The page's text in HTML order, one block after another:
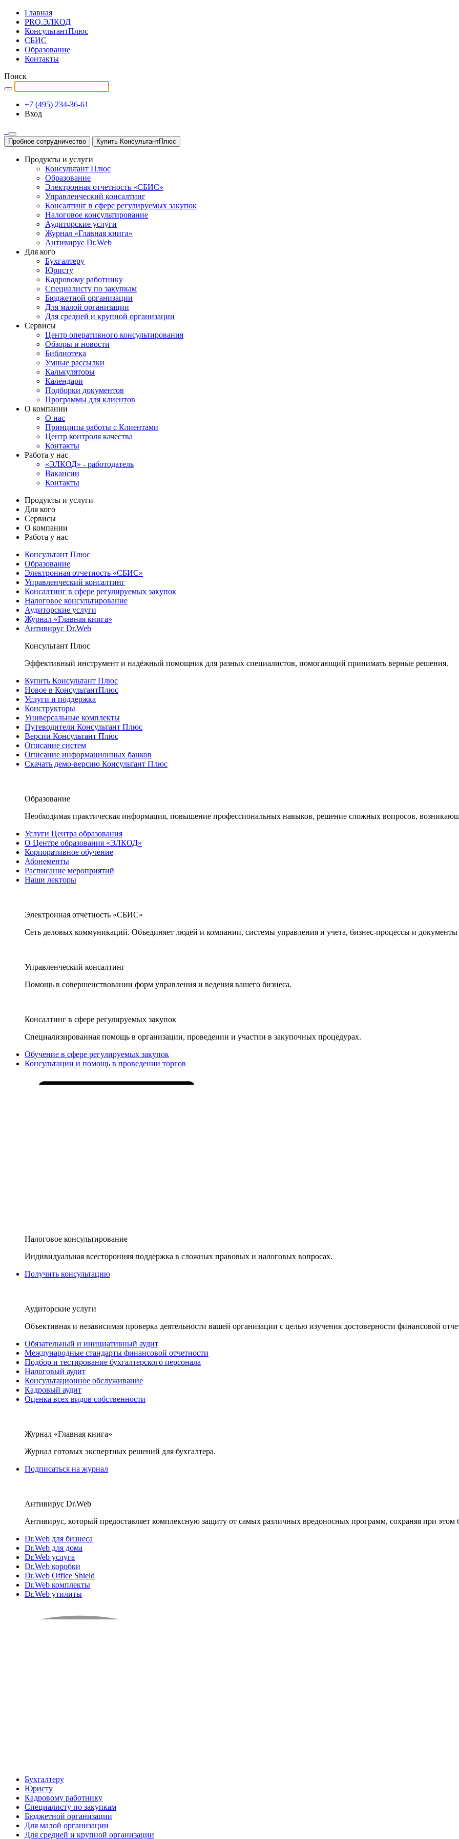
Главная
PRO.ЭЛКОД
КонсультантПлюс
СБИС
Образование
Контакты
Поиск
+7 (495) 234-36-61
Вход
Пробное сотрудничество Купить КонсультантПлюс
Продукты и услуги
Консультант Плюс
Образование
Электронная отчетность «СБИС»
Управленческий консалтинг
Консалтинг в сфере регулируемых закупок
Налоговое консультирование
Аудиторские услуги
Журнал «Главная книга»
Антивирус Dr.Web
Для кого
Бухгалтеру
Юристу
Кадровому работнику
Специалисту по закупкам
Бюджетной организации
Для малой организации
Для средней и крупной организации
Сервисы
Центр оперативного консультирования
Обзоры и новости
Библиотека
Умные рассылки
Калькуляторы
Календари
Подборки документов
Программы для клиентов
О компании
О нас
Принципы работы с Клиентами
Центр контроля качества
Контакты
Работа у нас
«ЭЛКОД» - работодатель
Вакансии
Контакты
Продукты и услуги
Для кого
Сервисы
О компании
Работа у нас
Консультант Плюс
Образование
Электронная отчетность «СБИС»
Управленческий консалтинг
Консалтинг в сфере регулируемых закупок
Налоговое консультирование
Аудиторские услуги
Журнал «Главная книга»
Антивирус Dr.Web
Консультант Плюс
Эффективный инструмент и надёжный помощник для разных специалистов, помогающий принимать верные решения.
Купить Консультант Плюс
Новое в КонсультантПлюс
Услуги и поддержка
Конструкторы
Универсальные комплекты
Путеводители Консультант Плюс
Версии Консультант Плюс
Описание систем
Описание информационных банков
Скачать демо-версию Консультант Плюс
Образование
Необходимая практическая информация, повышение профессиональных навыков, решение сложных вопросов,
Услуги Центра образования
О Центре образования «ЭЛКОД»
Корпоративное обучение
Абонементы
Расписание мероприятий
Наши лекторы
Электронная отчетность «СБИС»
Сеть деловых коммуникаций. Объединяет людей и компании, системы управления и учета, бизнес-процессы и документы
Управленческий консалтинг
Помощь в совершенствовании форм управления и ведения вашего бизнеса.
Консалтинг в сфере регулируемых закупок
Специализированная помощь в организации, проведении и участии в закупочных процедурах.
Обучение в сфере регулируемых закупок
Консультации и помощь в проведении торгов
Налоговое консультирование
Индивидуальная всесторонняя поддержка в сложных правовых и налоговых вопросах.
Получить консультацию
Аудиторские услуги
Объективная и независимая проверка деятельности вашей организации с целью изучения достоверности финансовой
Обязательный и инициативный аудит
Международные стандарты финансовой отчетности
Подбор и тестирование бухгалтерского персонала
Налоговый аудит
Консультационное обслуживание
Кадровый аудит
Оценка всех видов собственности
Журнал «Главная книга»
Журнал готовых экспертных решений для бухгалтера.
Подписаться на журнал
Антивирус Dr.Web
Антивирус, который предоставляет комплексную защиту от самых различных вредоносных программ, сохраняя при этом
Dr.Web для бизнеса
Dr.Web для дома
Dr.Web услуга
Dr.Web коробки
Dr.Web Office Shield
Dr.Web комплекты
Dr.Web утилиты
Бухгалтеру
Юристу
Кадровому работнику
Специалисту по закупкам
Бюджетной организации
Для малой организации
Для средней и крупной организации